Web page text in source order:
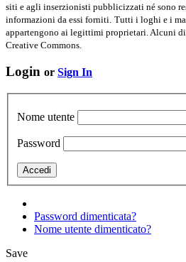
siti e agli inserzionisti pubblicizzati né sono
informazioni da essi forniti. Tutti i loghi e i
appartengono ai legittimi proprietari. Alcuni
Creative Commons.
Login or Sign In
Nome utente
Password
Password dimenticata?
Nome utente dimenticato?
Save